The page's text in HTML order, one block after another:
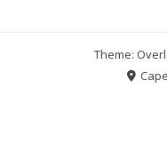
Theme: